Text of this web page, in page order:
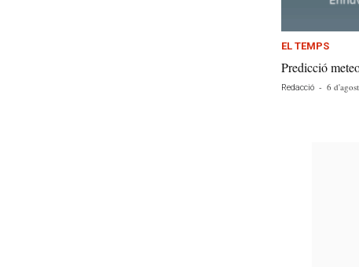
EL TEMPS
Predicció
Redacció - 6